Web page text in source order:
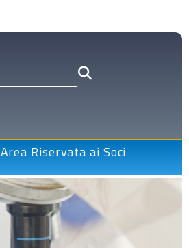
Area Riservata ai Soci